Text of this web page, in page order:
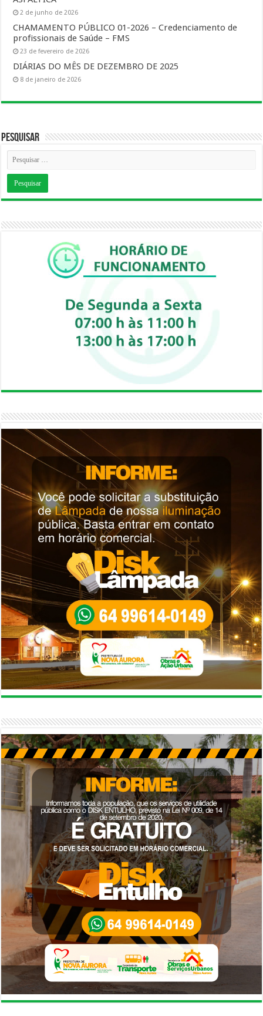
2 de junho de 2026
CHAMAMENTO PÚBLICO 01-2026 – Credenciamento de
profissionais de Saúde – FMS
23 de fevereiro de 2026
DIÁRIAS DO MÊS DE DEZEMBRO DE 2025
8 de janeiro de 2026
Pesquisar